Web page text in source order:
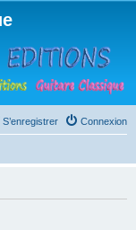
Connexion
S’enregistrer